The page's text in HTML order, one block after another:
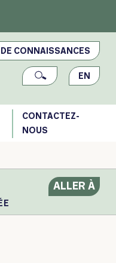
DE CONNAISSANCES
EN
CONTACTEZ-
NOUS
ALLER À